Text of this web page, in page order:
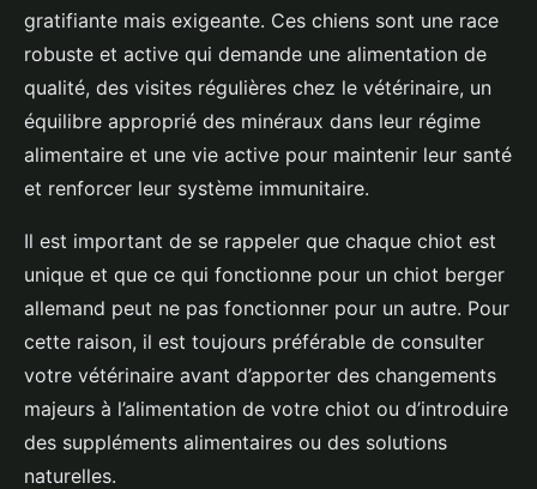
gratifiante mais exigeante. Ces chiens sont une race
robuste et active qui demande une alimentation de
qualité, des visites régulières chez le vétérinaire, un
équilibre approprié des minéraux dans leur régime
alimentaire et une vie active pour maintenir leur santé
et renforcer leur système immunitaire.
Il est important de se rappeler que chaque chiot est
unique et que ce qui fonctionne pour un chiot berger
allemand peut ne pas fonctionner pour un autre. Pour
cette raison, il est toujours préférable de consulter
votre vétérinaire avant d’apporter des changements
majeurs à l’alimentation de votre chiot ou d’introduire
des suppléments alimentaires ou des solutions
naturelles.